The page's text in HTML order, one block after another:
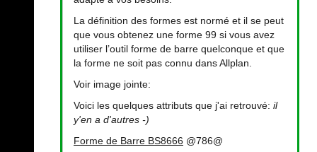
La définition des formes est normé et il se peut
que vous obtenez une forme 99 si vous avez
utiliser l’outil forme de barre quelconque et que
la forme ne soit pas connu dans Allplan.
Voir image jointe:
Voici les quelques attributs que j'ai retrouvé: il
y'en a d'autres -)
Forme de Barre BS8666 @786@